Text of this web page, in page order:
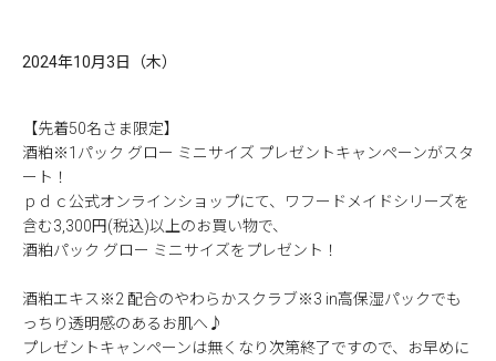
2024年10月3日（木）
【先着50名さま限定】
酒粕※1パック グロー ミニサイズ プレゼントキャンペーンがスタ
ート！
ｐｄｃ公式オンラインショップにて、ワフードメイドシリーズを
含む3,300円(税込)以上のお買い物で、
酒粕パック グロー ミニサイズをプレゼント！
酒粕エキス※2 配合のやわらかスクラブ※3 in高保湿パックでも
っちり透明感のあるお肌へ♪
プレゼントキャンペーンは無くなり次第終了ですので、お早めに